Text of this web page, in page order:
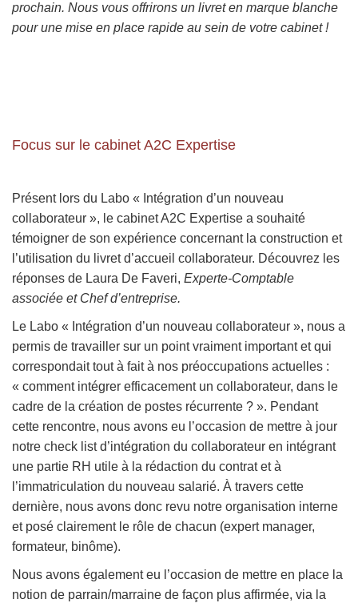
prochain. Nous vous offrirons un livret en marque blanche
pour une mise en place rapide au sein de votre cabinet !
Focus sur le cabinet A2C Expertise
Présent lors du Labo « Intégration d’un nouveau
collaborateur », le cabinet A2C Expertise a souhaité
témoigner de son expérience concernant la construction et
l’utilisation du livret d’accueil collaborateur. Découvrez les
réponses de Laura De Faveri, Experte-Comptable
associée et Chef d’entreprise.
Le Labo « Intégration d’un nouveau collaborateur », nous a
permis de travailler sur un point vraiment important et qui
correspondait tout à fait à nos préoccupations actuelles :
« comment intégrer efficacement un collaborateur, dans le
cadre de la création de postes récurrente ? ». Pendant
cette rencontre, nous avons eu l’occasion de mettre à jour
notre check list d’intégration du collaborateur en intégrant
une partie RH utile à la rédaction du contrat et à
l’immatriculation du nouveau salarié. À travers cette
dernière, nous avons donc revu notre organisation interne
et posé clairement le rôle de chacun (expert manager,
formateur, binôme).
Nous avons également eu l’occasion de mettre en place la
notion de parrain/marraine de façon plus affirmée, via la